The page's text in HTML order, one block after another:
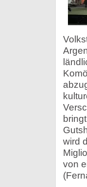
wird
von